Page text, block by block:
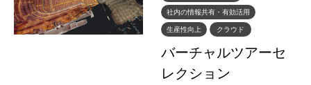
社内の情報共有・有効活用
生産性向上
クラウド
バーチャルツアーセ
レクション